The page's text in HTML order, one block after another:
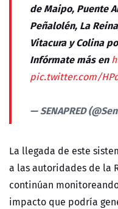
de Maipo, Puente
Peñalolén, La
Vitacura y Colina
Infórmate más en
pic.twitter.com/
— SENAPRED
La llegada de este
a las autoridades de la
continúan
impacto que podría